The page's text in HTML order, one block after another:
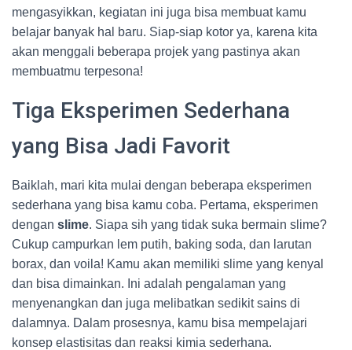
mengasyikkan, kegiatan ini juga bisa membuat kamu
belajar banyak hal baru. Siap-siap kotor ya, karena kita
akan menggali beberapa projek yang pastinya akan
membuatmu terpesona!
Tiga Eksperimen Sederhana
yang Bisa Jadi Favorit
Baiklah, mari kita mulai dengan beberapa eksperimen
sederhana yang bisa kamu coba. Pertama, eksperimen
dengan slime. Siapa sih yang tidak suka bermain slime?
Cukup campurkan lem putih, baking soda, dan larutan
borax, dan voila! Kamu akan memiliki slime yang kenyal
dan bisa dimainkan. Ini adalah pengalaman yang
menyenangkan dan juga melibatkan sedikit sains di
dalamnya. Dalam prosesnya, kamu bisa mempelajari
konsep elastisitas dan reaksi kimia sederhana.